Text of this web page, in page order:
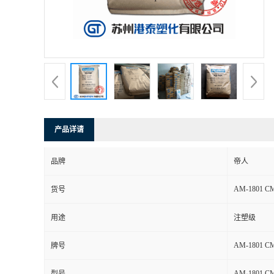
产品详请
品牌 帝人
货号 AM-1801
用途 注塑级
牌号 AM-1801